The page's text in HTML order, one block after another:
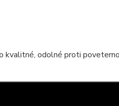
kvalitné, odolné proti